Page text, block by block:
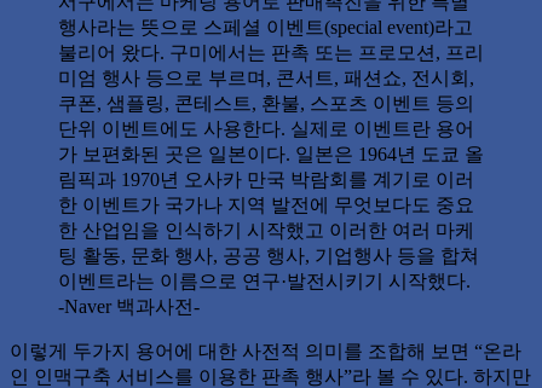
행사라는 뜻으로 스페셜 이벤트(special event)라고
불리어 왔다. 구미에서는 판촉 또는 프로모션, 프리
미엄 행사 등으로 부르며, 콘서트, 패션쇼, 전시회,
쿠폰, 샘플링, 콘테스트, 환불, 스포츠 이벤트 등의
단위 이벤트에도 사용한다. 실제로 이벤트란 용어
가 보편화된 곳은 일본이다. 일본은 1964년 도쿄 올
림픽과 1970년 오사카 만국 박람회를 계기로 이러
한 이벤트가 국가나 지역 발전에 무엇보다도 중요
한 산업임을 인식하기 시작했고 이러한 여러 마케
팅 활동, 문화 행사, 공공 행사, 기업행사 등을 합쳐
이벤트라는 이름으로 연구·발전시키기 시작했다.
-Naver 백과사전-
이렇게 두가지 용어에 대한 사전적 의미를 조합해 보면 “온라
인 인맥구축 서비스를 이용한 판촉 행사”라 볼 수 있다. 하지만